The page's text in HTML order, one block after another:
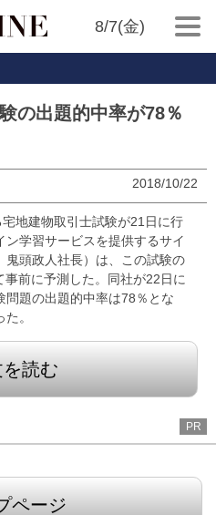
8/7(金)
の出題的中率が78％
2018/10/22
地建物取引士試験が21日に行
学習サービスを提供するサイ
鬼頭政人社長）は、この試験の
前に予測した。同社が22日に
問題の出題的中率は78％とな
。
読む
PR
ページ